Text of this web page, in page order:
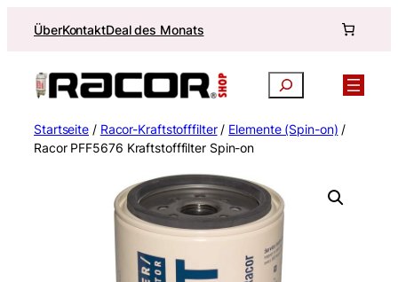
InhaltÜberKontaktDeal des Monats
Suchen
Startseite / Racor-Kraftstofffilter/ Elemente (Spin-on) /
Racor PFF5676 Kraftstofffilter Spin-on